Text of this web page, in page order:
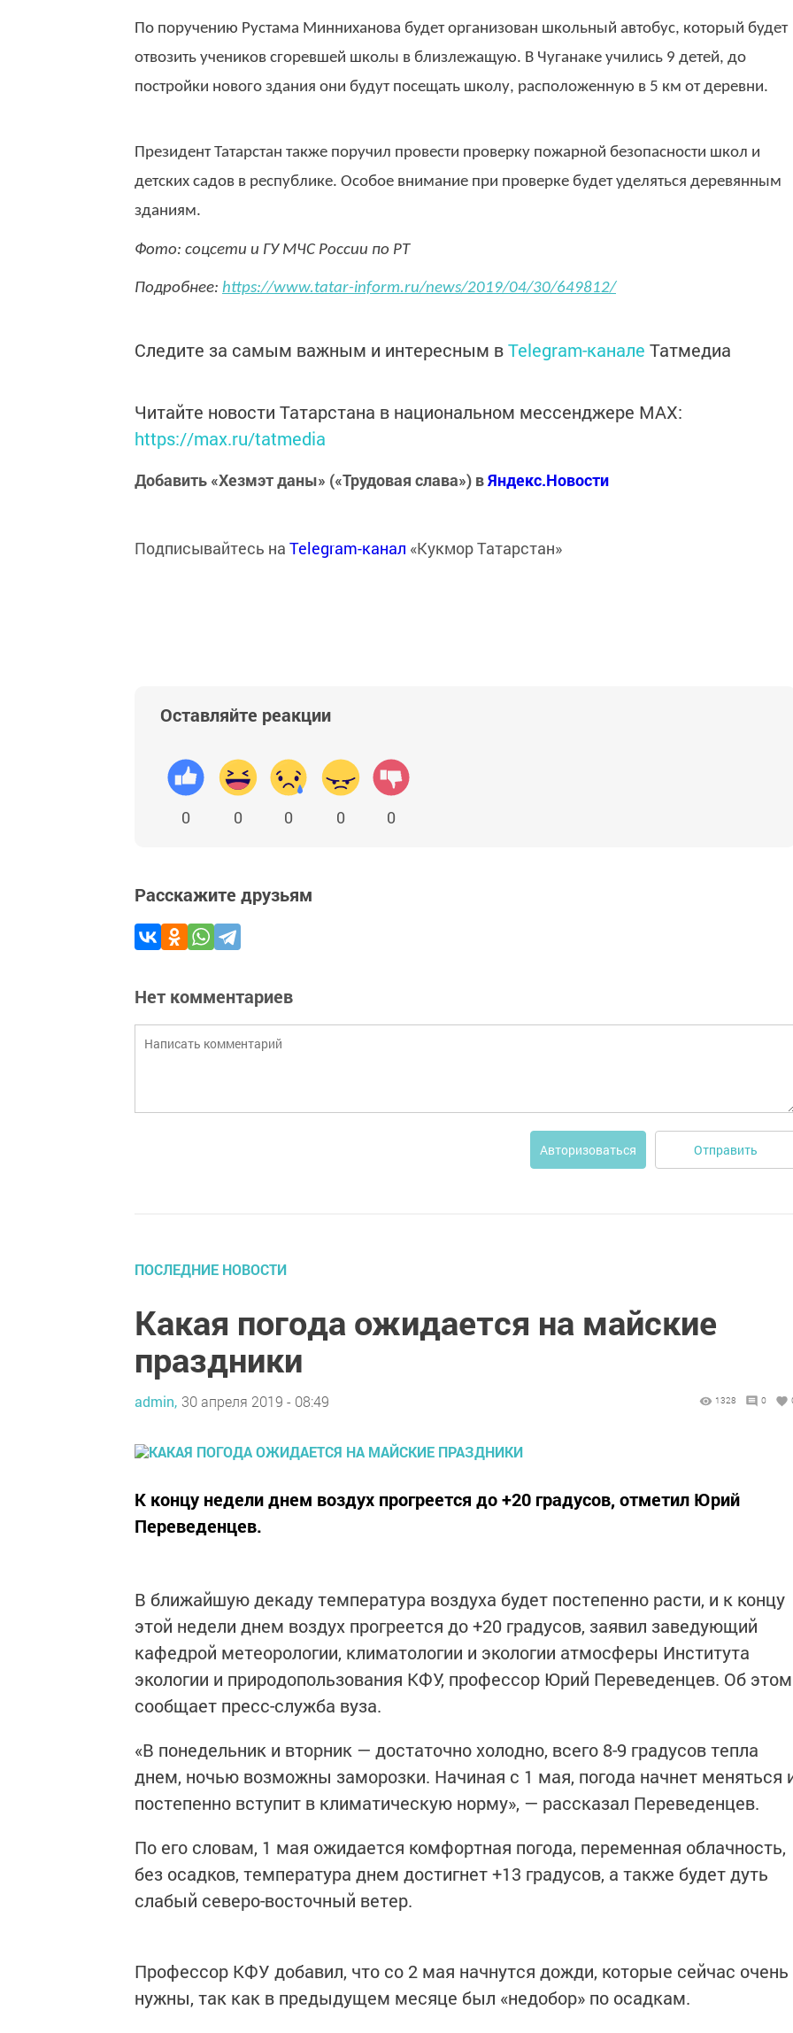
По поручению Рустама Минниханова будет организован школьный автобус, который будет
отвозить учеников сгоревшей школы в близлежащую. В Чуганаке учились 9 детей, до
постройки нового здания они будут посещать школу, расположенную в 5 км от деревни.
Президент Татарстан также поручил провести проверку пожарной безопасности школ и
детских садов в республике. Особое внимание при проверке будет уделяться деревянным
зданиям.
Фото: соцсети и ГУ МЧС России по РТ
Подробнее: https://www.tatar-inform.ru/news/2019/04/30/649812/
Следите за самым важным и интересным вTelegram-канале Татмедиа
Читайте новости Татарстана в национальном мессенджере MАХ:
https://max.ru/tatmedia
Добавить «Хезмэт даны» («Трудовая слава») вЯндекс.Новости
Подписывайтесь на Telegram-канал «Кукмор Татарстан»
Оставляйте реакции
0 0 0 0 0
Расскажите друзьям
Нет комментариев
Авторизоваться Отправить
ПОСЛЕДНИЕ НОВОСТИ
Какая погода ожидается на майские
праздники
admin, 30 апреля 2019 - 08:49 1328 0
К концу недели днем воздух прогреется до +20 градусов, отметил Юрий
Переведенцев.
В ближайшую декаду температура воздуха будет постепенно расти, и к концу
этой недели днем воздух прогреется до +20 градусов, заявил заведующий
кафедрой метеорологии, климатологии и экологии атмосферы Института
экологии и природопользования КФУ, профессор Юрий Переведенцев. Об этом
сообщает пресс-служба вуза.
«В понедельник и вторник — достаточно холодно, всего 8-9 градусов тепла
днем, ночью возможны заморозки. Начиная с 1 мая, погода начнет меняться
постепенно вступит в климатическую норму», — рассказал Переведенцев.
По его словам, 1 мая ожидается комфортная погода, переменная облачность,
без осадков, температура днем достигнет +13 градусов, а также будет дуть
слабый северо-восточный ветер.
Профессор КФУ добавил, что со 2 мая начнутся дожди, которые сейчас очень
нужны, так как в предыдущем месяце был «недобор» по осадкам.